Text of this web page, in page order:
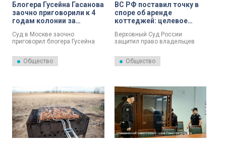
Блогера Гусейна Гасанова
заочно приговорили к 4
годам колонии за
Суд в Москве заочно
приговорил блогера Гусейна
лишения свободы с
отбыванием в колонии общего
Общество
ВС РФ поставил точку в
споре об аренде
коттеджей: целевое
не нужно
Верховный Суд России
защитил право владельцев
использовать их как гостевые,
сдавать в аренду посуточно
Общество